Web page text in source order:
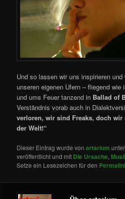
Und so lassen wir uns inspirieren
unseren eigenen Ufern – fliegend
und ums Feuer tanzend in Ballad of
Verständnis vorab auch in
verloren, wir sind Freaks, doch wir
der Welt!“
Dieser Eintrag wurde vonartarium unter
veröffentlicht und mit Die Ursache,
Setze ein Lesezeichen für den